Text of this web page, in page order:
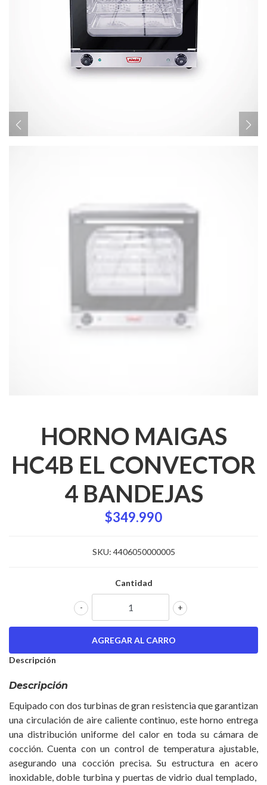
HORNO MAIGAS
HC4B EL CONVECTOR
4 BANDEJAS
$349.990
SKU: 4406050000005
Cantidad
+
-
Descripción
Descripción
Equipado con dos turbinas de gran resistencia que garantizan
una circulación de aire caliente continuo, este horno entrega
una distribución uniforme del calor en toda su cámara de
cocción. Cuenta con un control de temperatura ajustable,
asegurando una cocción precisa. Su estructura en acero
inoxidable, doble turbina y puertas de vidrio dual templado,